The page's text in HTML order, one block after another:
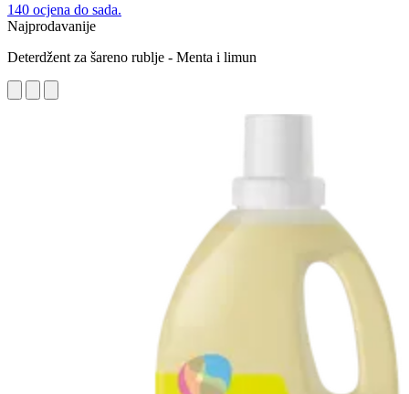
140 ocjena do sada.
Najprodavanije
Deterdžent za šareno rublje - Menta i limun